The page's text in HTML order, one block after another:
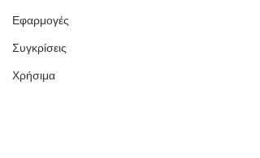
Εφαρμογές
Συγκρίσεις
Χρήσιμα